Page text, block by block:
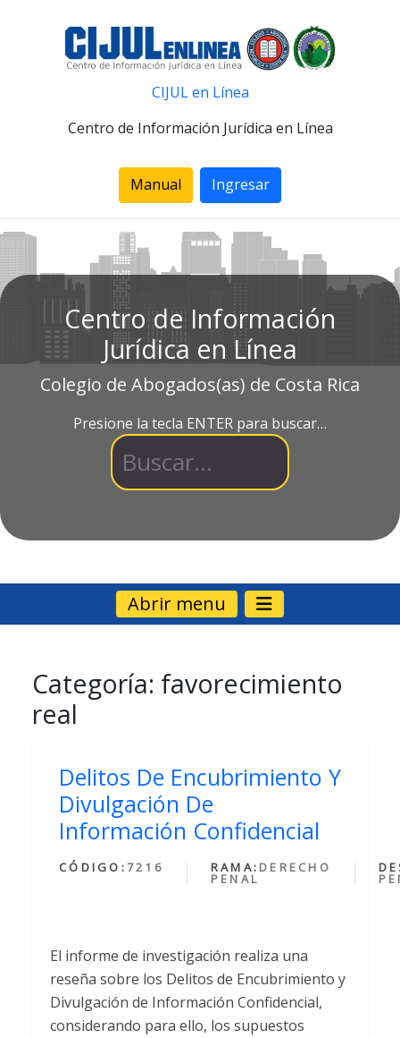
CIJUL en Línea
Centro de Información Jurídica en Línea
Manual Ingresar
Centro de Información
Jurídica en Línea
Colegio de Abogados(as) de Costa Rica
Presione la tecla ENTER para buscar…
Abrir menu
Categoría: favorecimiento
real
Delitos De Encubrimiento Y
Divulgación De
Información Confidencial
CÓDIGO: 7216 RAMA: DERECHO
PENAL
El informe de investigación realiza una
reseña sobre los Delitos de Encubrimiento y
Divulgación de Información Confidencial,
considerando para ello, los supuestos